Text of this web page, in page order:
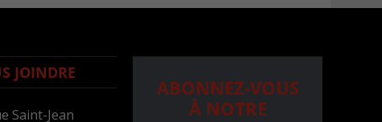
JOINDRE
Saint-Jean
ABONNEZ-VOUS
À NOTRE